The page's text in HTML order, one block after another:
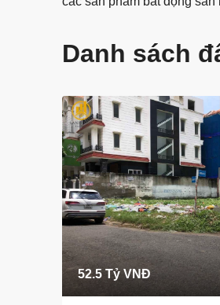
Danh sách
52.5 Tỷ VNĐ